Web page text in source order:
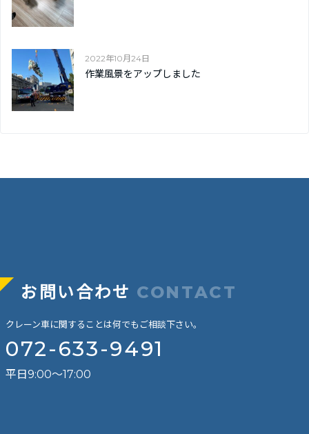
2022年10月24日
作業風景をアップしました
お問い合わせ CONTACT
クレーン車に関することは何でもご相談下さい。
072-633-9491
平日9:00～17:00